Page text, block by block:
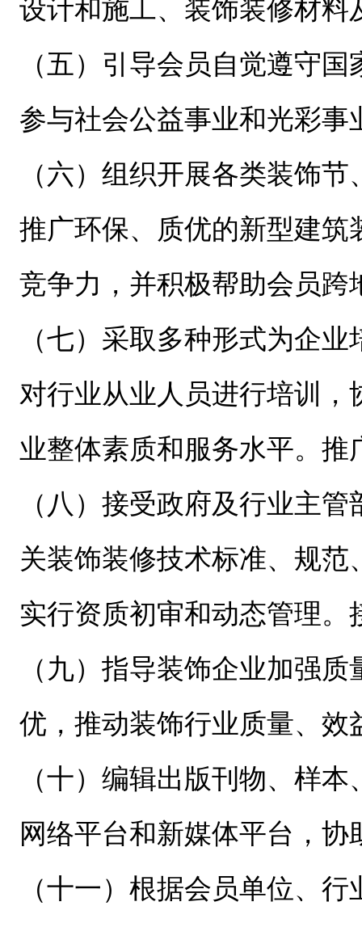
设计和施工、装饰装修材
（五）引导会员自觉遵守
参与社会公益事业和光彩事
（六）组织开展各类装饰
推广环保、质优的新型建
竞争力，并积极帮助会员跨
（七）采取多种形式为企
对行业从业人员进行培训
业整体素质和服务水平。
（八）接受政府及行业主
关装饰装修技术标准、规
实行资质初审和动态管理
（九）指导装饰企业加强
优，推动装饰行业质量、效
（十）编辑出版刊物、样
网络平台和新媒体平台，
（十一）根据会员单位、